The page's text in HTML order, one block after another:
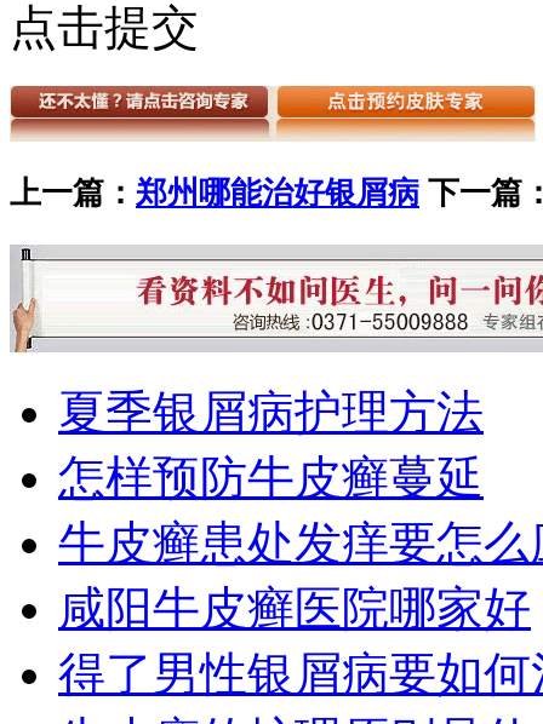
点击提交
上一篇： 郑州哪能治好银屑病 下一篇
夏季银屑病护理方法
怎样预防牛皮癣蔓延
牛皮癣患处发痒要怎么
咸阳牛皮癣医院哪家好
得了男性银屑病要如何